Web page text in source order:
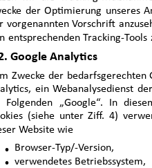
der Optimierung unseres
vorgenannten Vorschrift
entsprechenden Tracking-Tools
Google Analytics
Zwecke der
ein Webanalysedienst
Folgenden „Google“. In
(siehe unter Ziff. 4)
Website wie
·
Browser-Typ/-Version,
· verwendetes Betriebssystem,